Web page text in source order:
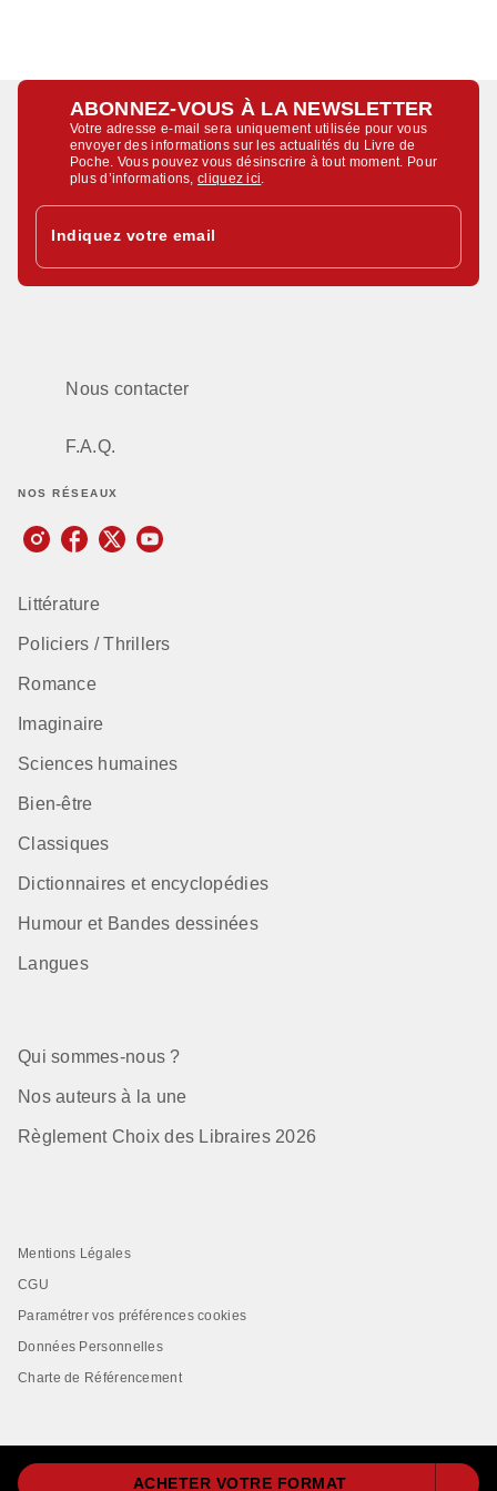
ACHETER VOTRE FORMAT
ABONNEZ-VOUS À LA NEWSLETTER
Votre adresse e-mail sera uniquement utilisée pour vous
envoyer des informations sur les actualités du Livre de
Poche. Vous pouvez vous désinscrire à tout moment. Pour
plus d’informations,cliquez ici
Indiquez votre email
Nous contacter
F.A.Q.
NOS RÉSEAUX
Littérature
Policiers / Thrillers
Romance
Imaginaire
Sciences humaines
Bien-être
Classiques
Dictionnaires et encyclopédies
Humour et Bandes dessinées
Langues
Qui sommes-nous ?
Nos auteurs à la une
Règlement Choix des Libraires 2026
Mentions Légales
CGU
Paramétrer vos préférences cookies
Données Personnelles
Charte de Référencement